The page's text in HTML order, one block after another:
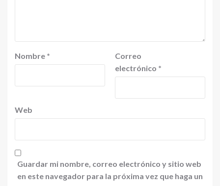
Nombre *
Correo
electrónico *
Web
Guardar mi nombre, correo electrónico y sitio web
en este navegador para la próxima vez que haga un